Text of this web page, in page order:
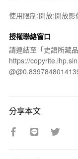
使用限制:開放:開放影
授權聯絡窗口
請連結至「史語所藏
https://
分享本文